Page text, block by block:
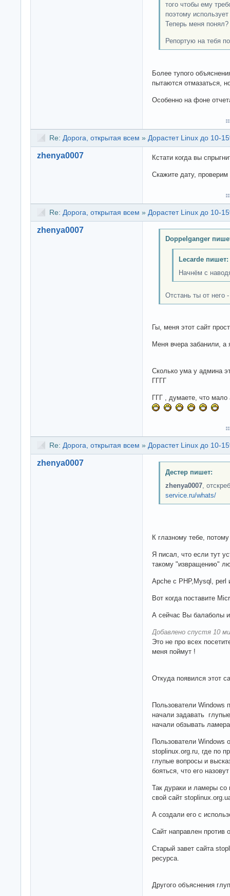
того чтобы ему
поэтому
Теперь меня понял?
Репортую на тебя
Более тупого
пытаются отмазаться,
Особенно на фоне
Re: Дорога, открытая всем » Дорастет Linux до 10-
zhenya0007 Кстати когда вы
Скажите дату,
Re: Дорога, открытая всем » Дорастет Linux до 10-
zhenya0007
Doppelganger
Lecarde пишет:
Начнём с
Отстань ты от него
Гы, меня этот сайт
Меня вчера забанили, а
Сколько ума у админа
ГГГГ
ГГГ , думаете, что
Re: Дорога, открытая всем » Дорастет Linux до 10-
zhenya0007
Дестер пишет:
zhenya0007,
service.ru/whats/
К глазному тебе,
Я писал, что если тут
такому "извращению"
Apche с PHP,Mysql, perl
Вот когда поставите
А сейчас Вы балаболы и
Добавлено спустя 10
Это не про всех
меня поймут !
Откуда появился этот
Пользователи Windows
начали задавать
начали обзывать
Пользователи Windows
stoplinux.org.ru, где по
глупые вопросы и
бояться, что его
Так дураки и ламеры со
свой сайт
А создали его с
Сайт направлен против
Старый завет сайта
ресурса.
Другого объяснения